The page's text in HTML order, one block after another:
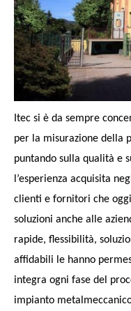
Itec si è da sempre
per la misurazione della
puntando sulla qualità e
l’esperienza acquisita
clienti e fornitori che
soluzioni anche alle
rapide, flessibilità,
affidabili le hanno
integra ogni fase del
impianto